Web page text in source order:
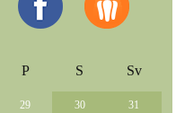
P S Sv
29 30 31